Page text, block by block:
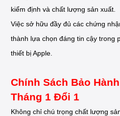
kiểm định và chất lượng sản xuất.
Việc sở hữu đầy đủ các chứng
thành lựa chọn đáng tin cậy trong
thiết bị Apple.
Chính Sách Bảo
Tháng 1 Đổi 1
Không chỉ chú trọng chất lượng